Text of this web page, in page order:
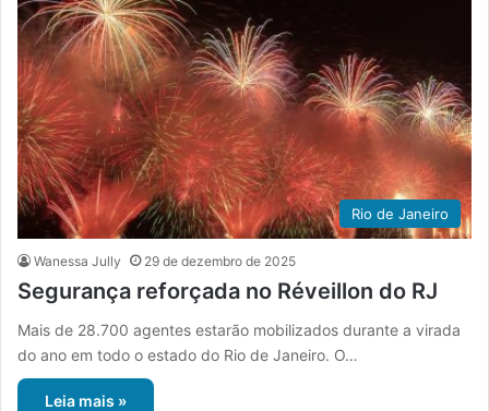
Rio de Janeiro
Wanessa Jully 29 de dezembro de 2025
Segurança reforçada no Réveillon do RJ
Mais de 28.700 agentes estarão mobilizados durante a virada
do ano em todo o estado do Rio de Janeiro. O…
Leia mais »